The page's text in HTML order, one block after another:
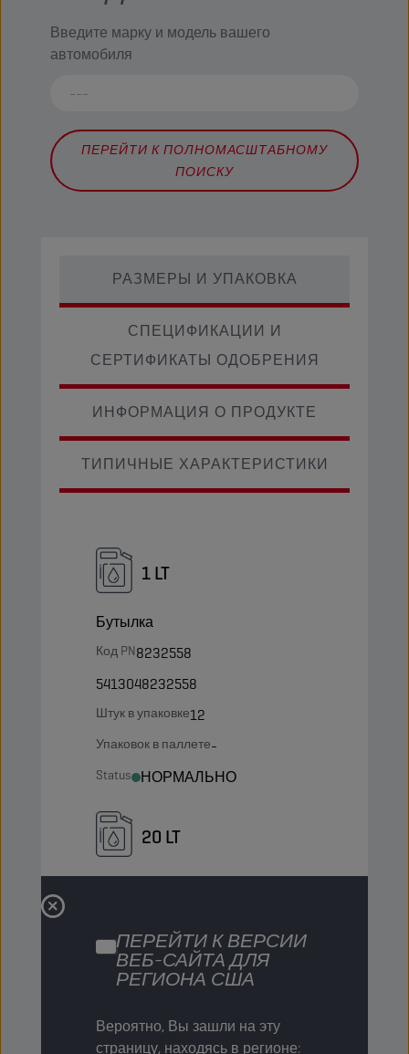
ПЕРЕЙТИ К ВЕРСИИ
ВЕБ-САЙТА ДЛЯ
РЕГИОНА США
Вероятно, Вы зашли на эту
страницу, находясь в регионе:
Введите марку и модель вашего
автомобиля
ПЕРЕЙТИ К ПОЛНОМАСШТАБНОМУ
ПОИСКУ
РАЗМЕРЫ И УПАКОВКА
СПЕЦИФИКАЦИИ И
СЕРТИФИКАТЫ ОДОБРЕНИЯ
ИНФОРМАЦИЯ О ПРОДУКТЕ
ТИПИЧНЫЕ ХАРАКТЕРИСТИКИ
1 LT
Бутылка
Код PN8232558
5413048232558
Штук в упаковке12
Упаковок в паллете-
Status НОРМАЛЬНО
20 LT
5413048238550
Штук в упаковке-
Status НОРМАЛЬНО